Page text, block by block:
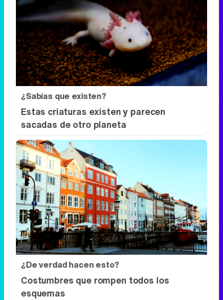
¿Sabías que existen?
Estas criaturas existen y parecen
sacadas de otro planeta
¿De verdad hacen esto?
Costumbres que rompen todos los
esquemas